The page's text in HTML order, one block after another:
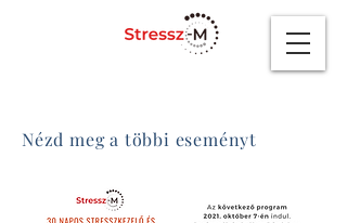
Nézd meg a többi eseményt